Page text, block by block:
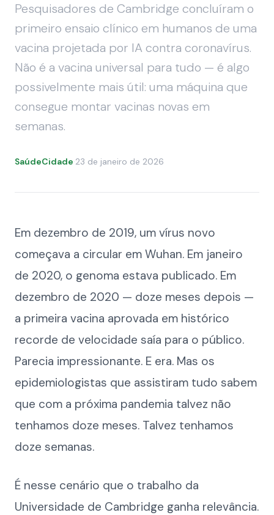
Pesquisadores de Cambridge concluíram o
primeiro ensaio clínico em humanos de uma
vacina projetada por IA contra coronavírus.
Não é a vacina universal para tudo — é algo
possivelmente mais útil: uma máquina que
consegue montar vacinas novas em
semanas.
SaúdeCidade·23 de janeiro de 2026
Em dezembro de 2019, um vírus novo
começava a circular em Wuhan. Em janeiro
de 2020, o genoma estava publicado. Em
dezembro de 2020 — doze meses depois —
a primeira vacina aprovada em histórico
recorde de velocidade saía para o público.
Parecia impressionante. E era. Mas os
epidemiologistas que assistiram tudo sabem
que com a próxima pandemia talvez não
tenhamos doze meses. Talvez tenhamos
doze semanas.
É nesse cenário que o trabalho da
Universidade de Cambridge ganha relevância.